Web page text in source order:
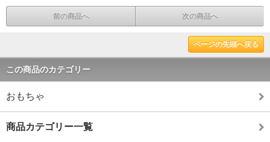
前の商品へ 次の商品へ
ページの先頭へ戻る
この商品のカテゴリー
おもちゃ
商品カテゴリー一覧